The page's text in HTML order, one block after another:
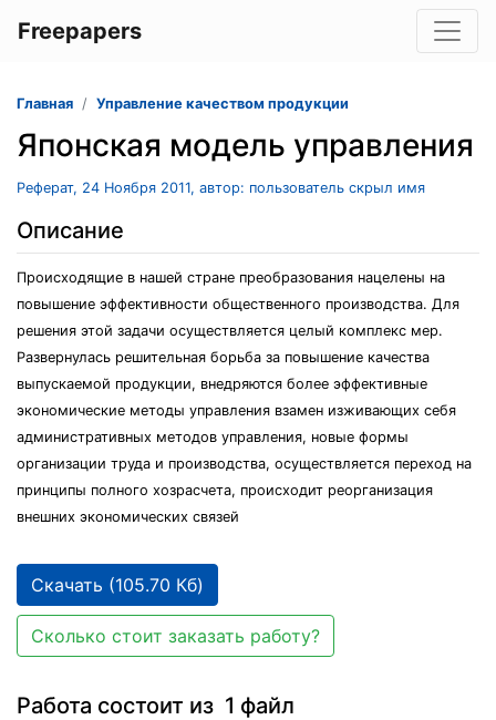
Freepapers
Главная Управление качеством продукции
Японская модель управления
Реферат, 24 Ноября 2011, автор: пользователь скрыл имя
Описание
Происходящие в нашей стране преобразования нацелены на
повышение эффективности общественного производства. Для
решения этой задачи осуществляется целый комплекс мер.
Развернулась решительная борьба за повышение качества
выпускаемой продукции, внедряются более эффективные
экономические методы управления взамен изживающих себя
административных методов управления, новые формы
организации труда и производства, осуществляется переход на
принципы полного хозрасчета, происходит реорганизация
внешних экономических связей
Скачать (105.70 Кб)
Сколько стоит заказать работу?
Работа состоит из 1 файл